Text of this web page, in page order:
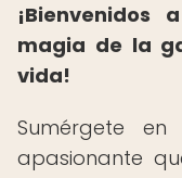
¡Bienvenidos
magia de la
vida!
Sumérgete
apasionante